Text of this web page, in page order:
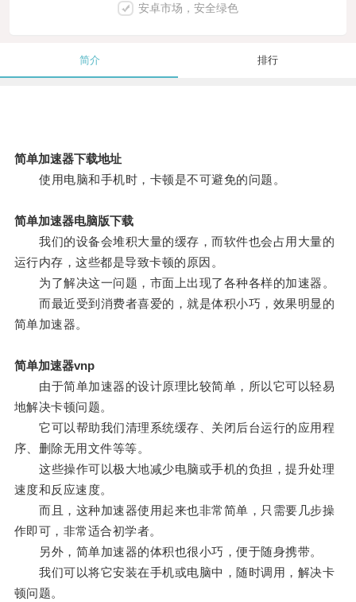
安卓市场，安全绿色
简介 排行
简单加速器下载地址
使用电脑和手机时，卡顿是不可避免的问题。
简单加速器电脑版下载
我们的设备会堆积大量的缓存，而软件也会占用大量的
运行内存，这些都是导致卡顿的原因。
为了解决这一问题，市面上出现了各种各样的加速器。
而最近受到消费者喜爱的，就是体积小巧，效果明显的
简单加速器。
简单加速器vnp
由于简单加速器的设计原理比较简单，所以它可以轻易
地解决卡顿问题。
它可以帮助我们清理系统缓存、关闭后台运行的应用程
序、删除无用文件等等。
这些操作可以极大地减少电脑或手机的负担，提升处理
速度和反应速度。
而且，这种加速器使用起来也非常简单，只需要几步操
作即可，非常适合初学者。
另外，简单加速器的体积也很小巧，便于随身携带。
我们可以将它安装在手机或电脑中，随时调用，解决卡
顿问题。